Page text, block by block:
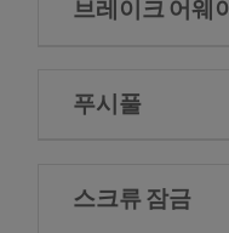
브레이크 어웨이
푸시풀
스크류 잠금